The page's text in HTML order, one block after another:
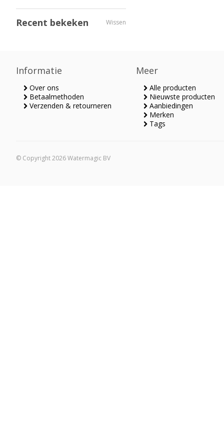
Recent bekeken Wissen
Informatie
Over ons
Betaalmethoden
Verzenden & retourneren
Meer
Alle producten
Nieuwste producten
Aanbiedingen
Merken
Tags
© Copyright 2026 Watermagic BV